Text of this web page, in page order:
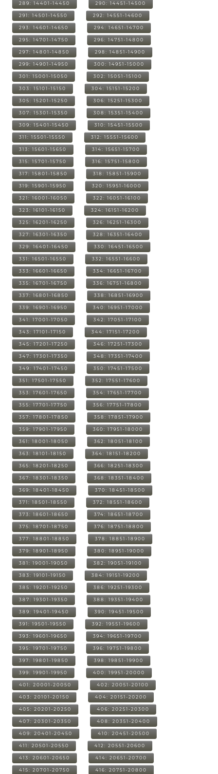
289: 14401-14450 290: 14451-14500
291: 14501-14550 292: 14551-14600
293: 14601-14650 294: 14651-14700
295: 14701-14750 296: 14751-14800
297: 14801-14850 298: 14851-14900
299: 14901-14950 300: 14951-15000
301: 15001-15050 302: 15051-15100
303: 15101-15150 304: 15151-15200
305: 15201-15250 306: 15251-15300
307: 15301-15350 308: 15351-15400
309: 15401-15450 310: 15451-15500
311: 15501-15550 312: 15551-15600
313: 15601-15650 314: 15651-15700
315: 15701-15750 316: 15751-15800
317: 15801-15850 318: 15851-15900
319: 15901-15950 320: 15951-16000
321: 16001-16050 322: 16051-16100
323: 16101-16150 324: 16151-16200
325: 16201-16250 326: 16251-16300
327: 16301-16350 328: 16351-16400
329: 16401-16450 330: 16451-16500
331: 16501-16550 332: 16551-16600
333: 16601-16650 334: 16651-16700
335: 16701-16750 336: 16751-16800
337: 16801-16850 338: 16851-16900
339: 16901-16950 340: 16951-17000
341: 17001-17050 342: 17051-17100
343: 17101-17150 344: 17151-17200
345: 17201-17250 346: 17251-17300
347: 17301-17350 348: 17351-17400
349: 17401-17450 350: 17451-17500
351: 17501-17550 352: 17551-17600
353: 17601-17650 354: 17651-17700
355: 17701-17750 356: 17751-17800
357: 17801-17850 358: 17851-17900
359: 17901-17950 360: 17951-18000
361: 18001-18050 362: 18051-18100
363: 18101-18150 364: 18151-18200
365: 18201-18250 366: 18251-18300
367: 18301-18350 368: 18351-18400
369: 18401-18450 370: 18451-18500
371: 18501-18550 372: 18551-18600
373: 18601-18650 374: 18651-18700
375: 18701-18750 376: 18751-18800
377: 18801-18850 378: 18851-18900
379: 18901-18950 380: 18951-19000
381: 19001-19050 382: 19051-19100
383: 19101-19150 384: 19151-19200
385: 19201-19250 386: 19251-19300
387: 19301-19350 388: 19351-19400
389: 19401-19450 390: 19451-19500
391: 19501-19550 392: 19551-19600
393: 19601-19650 394: 19651-19700
395: 19701-19750 396: 19751-19800
397: 19801-19850 398: 19851-19900
399: 19901-19950 400: 19951-20000
401: 20001-20050 402: 20051-20100
403: 20101-20150 404: 20151-20200
405: 20201-20250 406: 20251-20300
407: 20301-20350 408: 20351-20400
409: 20401-20450 410: 20451-20500
411: 20501-20550 412: 20551-20600
413: 20601-20650 414: 20651-20700
415: 20701-20750 416: 20751-20800